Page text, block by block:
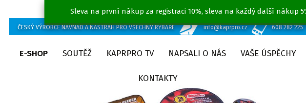
Sleva na první nákup za registraci 10%, sleva na každý další nákup
ČESKÝ VÝROBCE NÁVNAD A NÁSTRAH PRO VŠECHNY RYBÁŘE info@kaprpro.cz 608 282 225
E-SHOP SOUTĚŽ KAPRPRO TV NAPSALI O NÁS VAŠE ÚSPĚCHY
KONTAKTY